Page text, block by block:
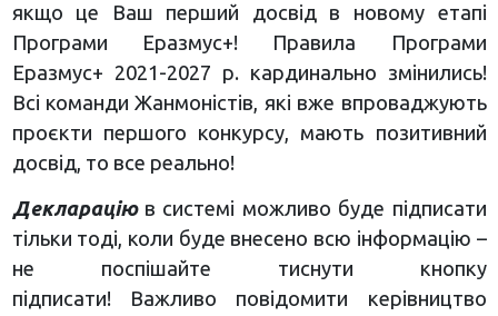
якщо це Ваш перший досвід в новому етапі
Програми Еразмус+! Правила Програми
Еразмус+ 2021-2027 р. кардинально змінились!
Всі команди Жанмоністів, які вже впроваджують
проєкти першого конкурсу, мають позитивний
досвід, то все реально!
Декларацію в системі можливо буде підписати
тільки тоді, коли буде внесено всю інформацію –
не поспішайте тиснути кнопку
підписати! Важливо повідомити керівництво